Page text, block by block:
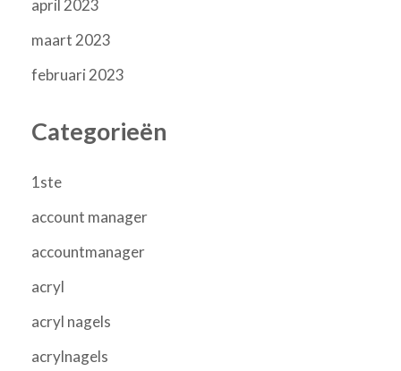
april 2023
maart 2023
februari 2023
Categorieën
1ste
account manager
accountmanager
acryl
acryl nagels
acrylnagels